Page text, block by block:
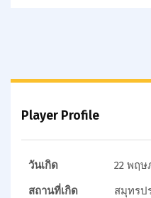
Player Profile
วันเกิด
22 พฤษ
สถานที่เกิด
สมุทรป